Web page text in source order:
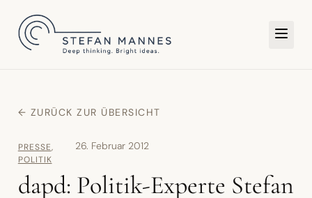
← ZURÜCK ZUR ÜBERSICHT
PRESSE,
POLITIK
26. Februar 2012
dapd: Politik-Experte Stefan